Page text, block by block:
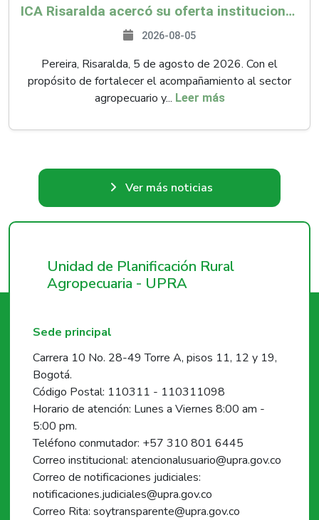
ICA Risaralda acercó su oferta institucional a productores y emprendedores en Expocamello
2026-08-05
Pereira, Risaralda, 5 de agosto de 2026. Con el
propósito de fortalecer el acompañamiento al sector
agropecuario y... Leer más
Ver más noticias
Unidad de Planificación Rural
Agropecuaria - UPRA
Sede principal
Carrera 10 No. 28-49 Torre A, pisos 11, 12 y 19,
Bogotá.
Código Postal: 110311 - 110311098
Horario de atención: Lunes a Viernes 8:00 am -
5:00 pm.
Teléfono conmutador: +57 310 801 6445
Correo institucional: atencionalusuario@upra.gov.co
Correo de notificaciones judiciales:
notificaciones.judiciales@upra.gov.co
Correo Rita: soytransparente@upra.gov.co